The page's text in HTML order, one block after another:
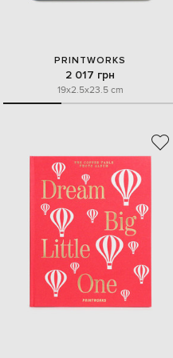
PRINTWORKS
2 017 грн
19x2.5x23.5 cm